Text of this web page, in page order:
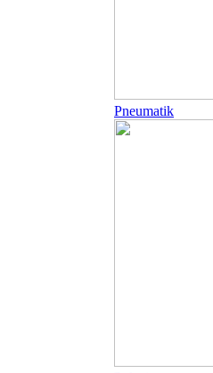
Pneumatik